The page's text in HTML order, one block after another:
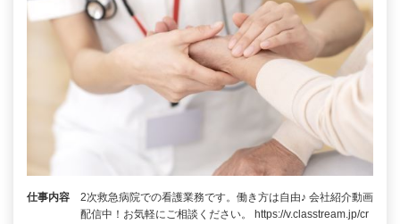
仕事内容
2次救急病院での看護業務です。働き方は自由♪ 会社紹介動画
配信中！お気軽にご相談ください。 https://v.classtream.jp/cr